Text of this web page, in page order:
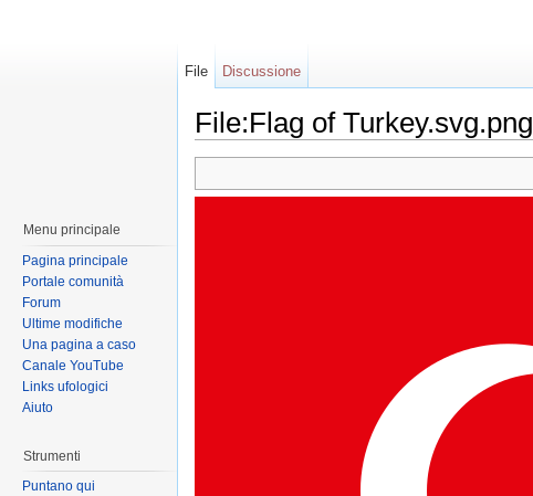
File:Flag of Turkey.svg.png
File Discussione
Menu principale
Pagina principale
Portale comunità
Forum
Ultime modifiche
Una pagina a caso
Canale YouTube
Links ufologici
Aiuto
Strumenti
Puntano qui